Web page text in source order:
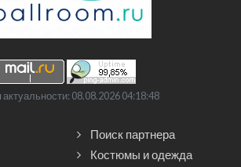
08.08.2026 04:18:48
Поиск партнера
Костюмы и одежда